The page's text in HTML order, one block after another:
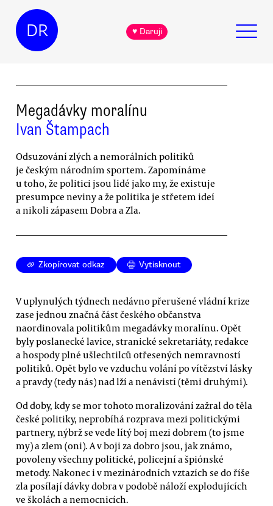
DR ♥ Daruji
Megadávky moralínu
Ivan Štampach
Odsuzování zlých a nemorálních politiků
je českým národním sportem. Zapomínáme
u toho, že politici jsou lidé jako my, že existuje
presumpce neviny a že politika je střetem ideí
a nikoli zápasem Dobra a Zla.
Zkopírovat odkaz Vytisknout
V uplynulých týdnech nedávno přerušené vládní krize
zase jednou značná část českého občanstva
naordinovala politikům megadávky moralínu. Opět
byly poslanecké lavice, stranické sekretariáty, redakce
a hospody plné ušlechtilců otřesených nemravností
politiků. Opět bylo ve vzduchu volání po vítězství lásky
a pravdy (tedy nás) nad lží a nenávistí (těmi druhými).
Od doby, kdy se mor tohoto moralizování zažral do těla
české politiky, neprobíhá rozprava mezi politickými
partnery, nýbrž se vede lítý boj mezi dobrem (to jsme
my) a zlem (oni). A v boji za dobro jsou, jak známo,
povoleny všechny politické, policejní a špiónské
metody. Nakonec i v mezinárodních vztazích se do říše
zla posílají dávky dobra v podobě náloží explodujících
ve školách a nemocnicích.